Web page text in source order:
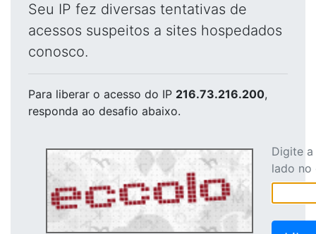
Seu IP fez diversas tentativas de
acessos suspeitos a sites hospedados
conosco.
Para liberar o acesso do IP 216.73.216.200,
responda ao desafio abaixo.
Digite
lado no